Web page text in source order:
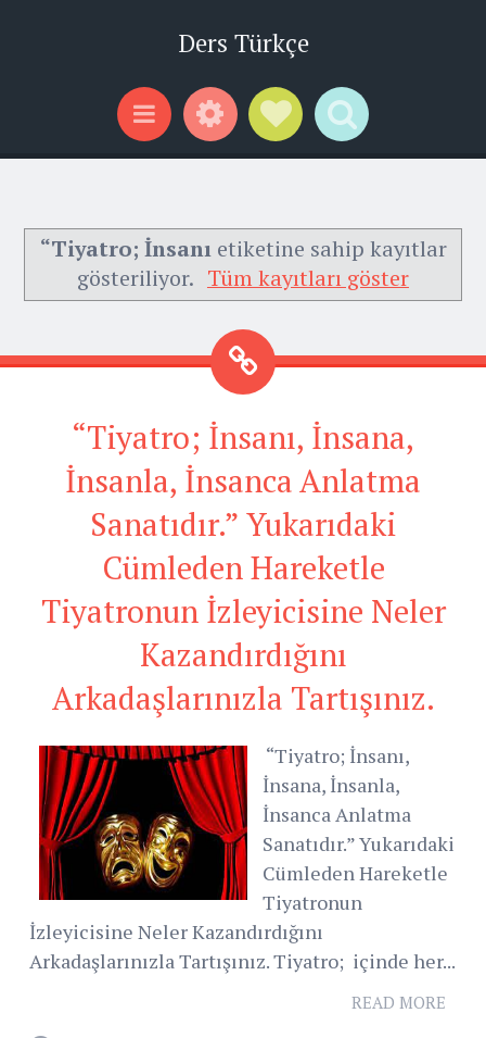
Ders Türkçe
Menu WidgetsSocial Links
Search
“Tiyatro; İnsanıetiketine sahip kayıtlar
gösteriliyor. Tüm kayıtları göster
“Tiyatro; İnsanı, İnsana,
İnsanla, İnsanca Anlatma
Sanatıdır.” Yukarıdaki
Cümleden Hareketle
Tiyatronun İzleyicisine Neler
Kazandırdığını
Arkadaşlarınızla Tartışınız.
“Tiyatro; İnsanı,
İnsana, İnsanla,
İnsanca Anlatma
Sanatıdır.” Yukarıdaki
Cümleden Hareketle
Tiyatronun
İzleyicisine Neler Kazandırdığını
Arkadaşlarınızla Tartışınız. Tiyatro; içinde her...
READ MORE